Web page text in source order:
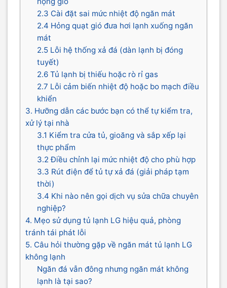
2.3 Cài đặt sai mức nhiệt độ ngăn mát
2.4 Hỏng quạt gió đưa hơi lạnh xuống ngăn
mát
2.5 Lỗi hệ thống xả đá (dàn lạnh bị đóng
tuyết)
2.6 Tủ lạnh bị thiếu hoặc rò rỉ gas
2.7 Lỗi cảm biến nhiệt độ hoặc bo mạch điều
khiển
3. Hưỡng dẫn các bước bạn có thể tự kiểm tra,
xử lý tại nhà
3.1 Kiểm tra cửa tủ, gioăng và sắp xếp lại
thực phẩm
3.2 Điều chỉnh lại mức nhiệt độ cho phù hợp
3.3 Rút điện để tủ tự xả đá (giải pháp tạm
thời)
3.4 Khi nào nên gọi dịch vụ sửa chữa chuyên
nghiệp?
4. Mẹo sử dụng tủ lạnh LG hiệu quả, phòng
tránh tái phát lỗi
5. Câu hỏi thường gặp về ngăn mát tủ lạnh LG
không lạnh
Ngăn đá vẫn đông nhưng ngăn mát không
lạnh là tại sao?